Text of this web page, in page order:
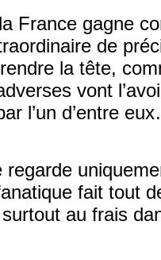
France gagne
de
la tête,
vont
l’un d’entre
regarde
fait tout
au frais